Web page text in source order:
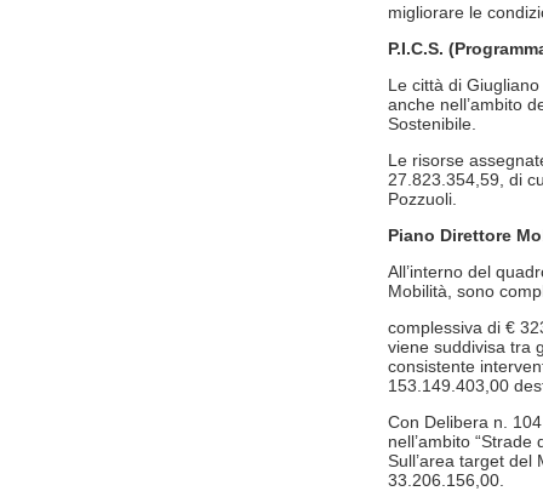
migliorare le
P.I.C.S.
Le città di
anche nell’ambito
Sostenibile.
Le risorse
27.823.354,59, di
Pozzuoli.
Piano Direttore
All’interno del
Mobilità, sono
complessiva di €
viene suddivisa tra
consistente
153.149.403,00
Con Delibera n.
nell’ambito
Sull’area target
33.206.156,00.